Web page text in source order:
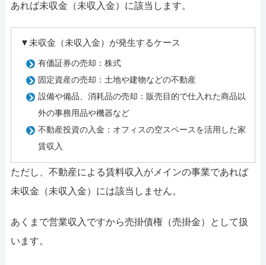
あれば未収金（未収入金）に該当します。
▼未収金（未収入金）が発生するケース
有価証券の売却：株式
固定資産の売却：土地や建物などの不動産
設備や備品、消耗品の売却：販売目的で仕入れた商品以
外の事務用品や機器など
不動産投資の入金：オフィスの空スペースを活用した家
賃収入
ただし、不動産による賃料収入がメインの事業であれば
未収金（未収入金）には該当しません。
あくまで営業収入ですから売掛債権（売掛金）として扱
います。